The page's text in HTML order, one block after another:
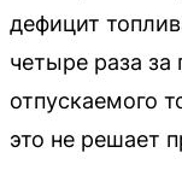
дефицит
четыре раза
отпускаемого
это не решает